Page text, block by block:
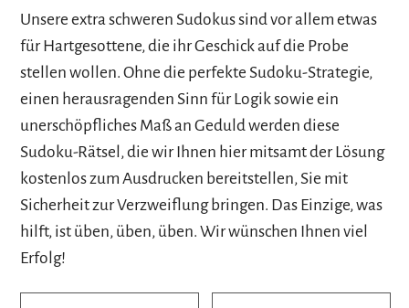
Unsere extra schweren Sudokus sind vor allem etwas
für Hartgesottene, die ihr Geschick auf die Probe
stellen wollen. Ohne die perfekte Sudoku-Strategie,
einen herausragenden Sinn für Logik sowie ein
unerschöpfliches Maß an Geduld werden diese
Sudoku-Rätsel, die wir Ihnen hier mitsamt der Lösung
kostenlos zum Ausdrucken bereitstellen, Sie mit
Sicherheit zur Verzweiflung bringen. Das Einzige, was
hilft, ist üben, üben, üben. Wir wünschen Ihnen viel
Erfolg!